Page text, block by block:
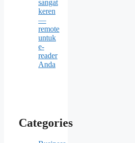
sangat
keren
—
remote
untuk
e-
reader
Anda
Categories